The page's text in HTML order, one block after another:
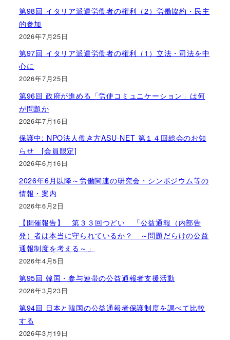
第98回 イタリア派遣労働者の権利（2）労働協約・民主
的参加
2026年7月25日
第97回 イタリア派遣労働者の権利（1）立法・司法を中
心に
2026年7月25日
第96回 政府が進める「労使コミュニケーション」は何
が問題か
2026年7月16日
保護中: NPO法人働き方ASU-NET 第１４回総会のお知
らせ [会員限定]
2026年6月16日
2026年6月以降～労働関連の研究会・シンポジウム等の
情報・案内
2026年6月2日
【開催報告】 第３３回つどい 「公益通報（内部告
発）者は本当に守られているか？ ～問題だらけの公益
通報制度を考える～」
2026年4月5日
第95回 韓国・参与連帯の公益通報者支援活動
2026年3月23日
第94回 日本と韓国の公益通報者保護制度を調べて比較
する
2026年3月19日